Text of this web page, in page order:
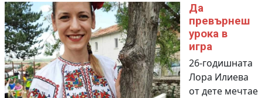
Да
превърнеш
урока в
игра
26-годишната
Лора Илиева
от дете мечтае